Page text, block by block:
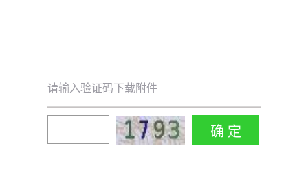
请输入验证码下载附件